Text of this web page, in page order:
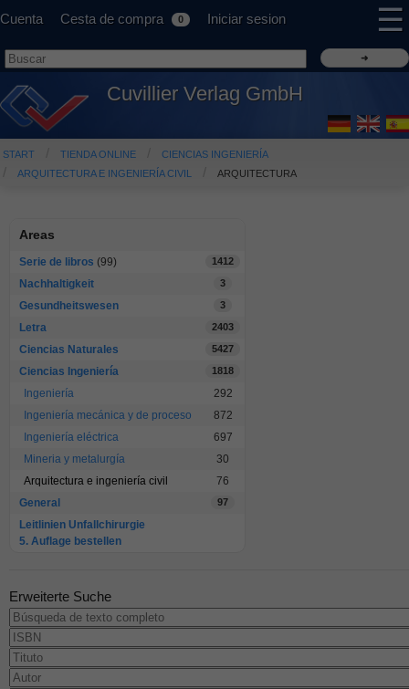
Cuenta Cesta de compra 0 Iniciar sesion ☰
Cuvillier Verlag GmbH
START TIENDA ONLINE
CIENCIAS INGENIERÍA
ARQUITECTURA E INGENIERÍA CIVIL
ARQUITECTURA
Areas
Serie de libros (99) 1412
Nachhaltigkeit 3
Gesundheitswesen 3
Letra 2403
Ciencias Naturales 5427
Ciencias Ingeniería 1818
Ingeniería
292
Ingeniería mecánica y de proceso
872
Ingeniería eléctrica
697
Mineria y metalurgía
30
Arquitectura e ingeniería civil
76
General
97
Leitlinien Unfallchirurgie
5. Auflage bestellen
Erweiterte Suche